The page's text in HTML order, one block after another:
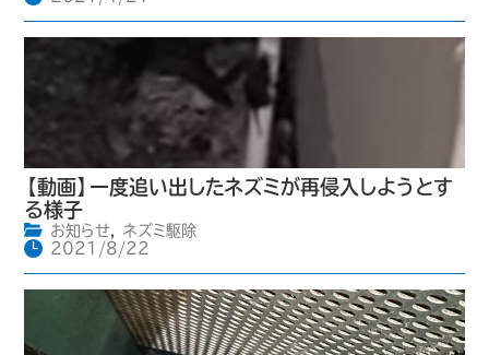
【動画】一度追い出したネズミが再侵入しようとす
る様子
お知らせ,
ネズミ駆除
2021/8/22